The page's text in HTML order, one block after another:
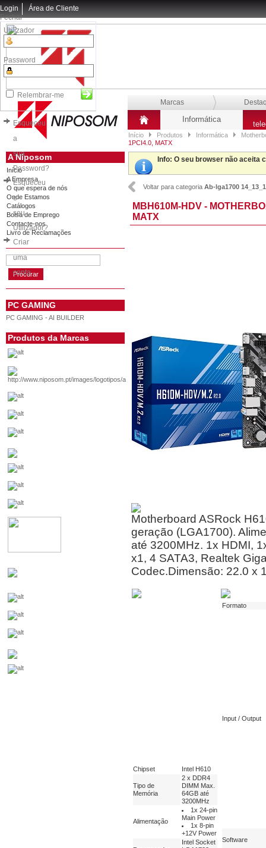
Login
Fechar
Utilizador
Password
Relembrar-me
Esqueceu
a
sua
Password?
Esqueceu
o
seu
Utilizador?
Criar
uma
conta
Área de Cliente
Marcas
Informática
Início Produtos Informática
1PCI4.0, MATX
A Niposom
Início
A Empresa
O que espera de nós
Onde Estamos
Catálogos
Bolsa de Emprego
Contacte-nos
Livro de Reclamações
PC GAMING
PC GAMING - AI BUILDER
Produtos da Marcas
Info: O seu browser não aceita
Voltar para categoria Ab-lga1700
MBH610M-HDV -
MATX
Motherboard ASRock
geração (LGA1700).
até 3200MHz. 1x HDMI,
x1, 4 SATA3, Realtek
Codec.Dimensão: 22.0 x
Chipset Intel H610
Tipo de
Memória
2 x DDR4
DIMM Max.
64GB até
3200MHz
Alimentação
1x 24-pin
Main Power
1x 8-pin
+12V Power
Intel Socket
Formato
Input / Output
Software